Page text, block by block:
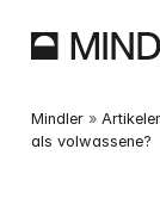
Hoe werkt
Mindler »
als volwassene?